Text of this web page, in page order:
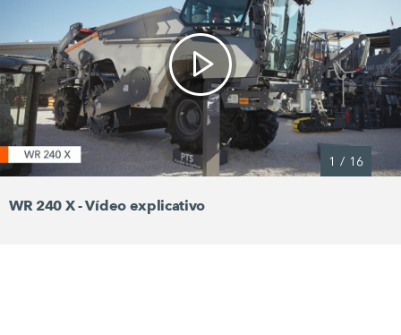
1 / 16
WR 240 X - Vídeo explicativo